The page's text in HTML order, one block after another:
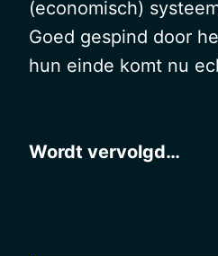
(economisch)
Goed gespind door
hun einde komt nu
Wordt vervolgd…